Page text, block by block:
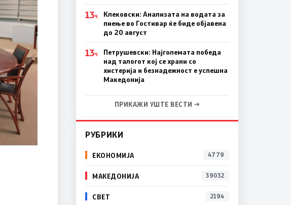
13Ч
Клековски: Анализата на водата за
пиење во Гостивар ќе биде објавена
до 20 август
13Ч
Петрушевски: Најголемата победа
над талогот кој се храни со
хистерија и безнадежност е успешна
Македонија
ПРИКАЖИ УШТЕ ВЕСТИ →
РУБРИКИ
ЕКОНОМИЈА 4779
МАКЕДОНИЈА 39032
СВЕТ 2194